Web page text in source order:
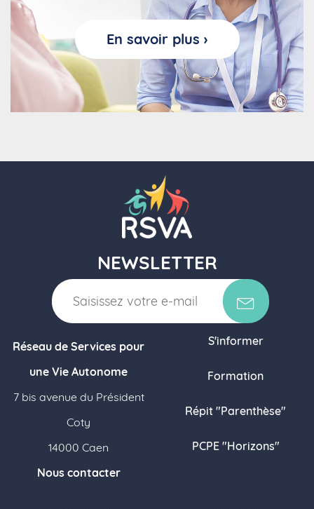
En savoir plus ›
NEWSLETTER
Réseau de Services pour
une Vie Autonome
7 bis avenue du Président
Coty
14000 Caen
Nous contacter
S'informer
Formation
Répit "Parenthèse"
PCPE "Horizons"